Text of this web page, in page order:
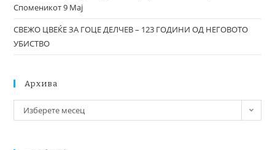
Споменикот 9 Мај
СВЕЖО ЦВЕЌЕ ЗА ГОЦЕ ДЕЛЧЕВ – 123 ГОДИНИ ОД НЕГОВОТО
УБИСТВО
Архива
Изберете месец